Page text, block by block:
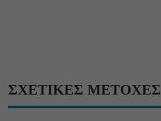
ΣΧΕΤΙΚΕΣ ΜΕΤΟΧΕΣ